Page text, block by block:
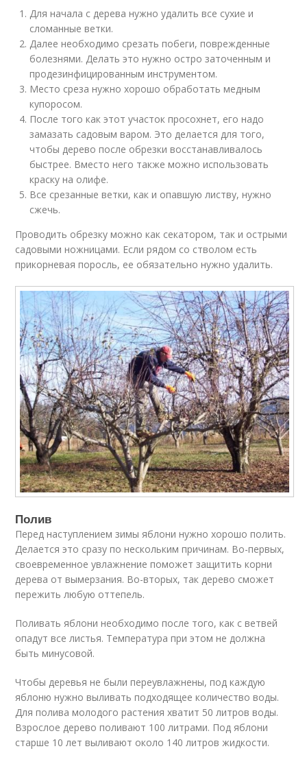
Для начала с дерева нужно удалить все сухие и
сломанные ветки.
Далее необходимо срезать побеги, поврежденные
болезнями. Делать это нужно остро заточенным и
продезинфицированным инструментом.
Место среза нужно хорошо обработать медным
купоросом.
После того как этот участок просохнет, его надо
замазать садовым варом. Это делается для того,
чтобы дерево после обрезки восстанавливалось
быстрее. Вместо него также можно использовать
краску на олифе.
Все срезанные ветки, как и опавшую листву, нужно
сжечь.
Проводить обрезку можно как секатором, так и острыми
садовыми ножницами. Если рядом со стволом есть
прикорневая поросль, ее обязательно нужно удалить.
Полив
Перед наступлением зимы яблони нужно хорошо полить.
Делается это сразу по нескольким причинам. Во-первых,
своевременное увлажнение поможет защитить корни
дерева от вымерзания. Во-вторых, так дерево сможет
пережить любую оттепель.
Поливать яблони необходимо после того, как с ветвей
опадут все листья. Температура при этом не должна
быть минусовой.
Чтобы деревья не были переувлажнены, под каждую
яблоню нужно выливать подходящее количество воды.
Для полива молодого растения хватит 50 литров воды.
Взрослое дерево поливают 100 литрами. Под яблони
старше 10 лет выливают около 140 литров жидкости.